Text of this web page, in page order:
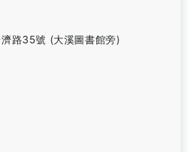
路35號 (大溪圖書館旁)